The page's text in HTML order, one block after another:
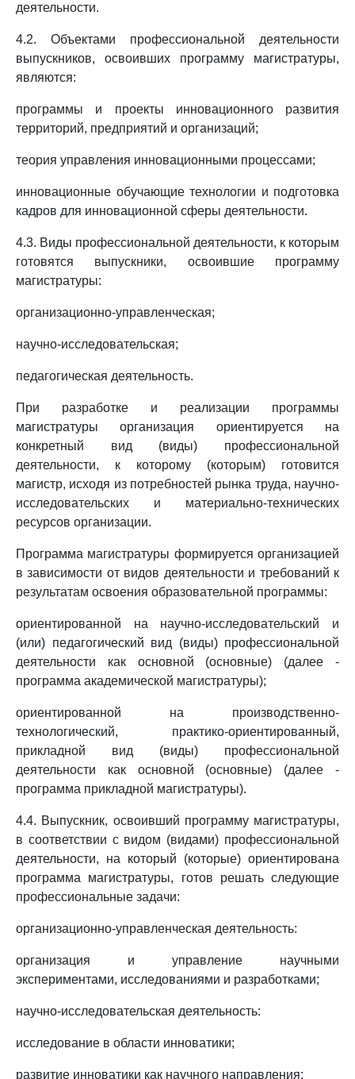
деятельности.
4.2. Объектами профессиональной деятельности
выпускников, освоивших программу магистратуры,
являются:
программы и проекты инновационного развития
территорий, предприятий и организаций;
теория управления инновационными процессами;
инновационные обучающие технологии и подготовка
кадров для инновационной сферы деятельности.
4.3. Виды профессиональной деятельности, к которым
готовятся выпускники, освоившие программу
магистратуры:
организационно-управленческая;
научно-исследовательская;
педагогическая деятельность.
При разработке и реализации программы
магистратуры организация ориентируется на
конкретный вид (виды) профессиональной
деятельности, к которому (которым) готовится
магистр, исходя из потребностей рынка труда, научно-
исследовательских и материально-технических
ресурсов организации.
Программа магистратуры формируется организацией
в зависимости от видов деятельности и требований к
результатам освоения образовательной программы:
ориентированной на научно-исследовательский и
(или) педагогический вид (виды) профессиональной
деятельности как основной (основные) (далее -
программа академической магистратуры);
ориентированной на производственно-
технологический, практико-ориентированный,
прикладной вид (виды) профессиональной
деятельности как основной (основные) (далее -
программа прикладной магистратуры).
4.4. Выпускник, освоивший программу магистратуры,
в соответствии с видом (видами) профессиональной
деятельности, на который (которые) ориентирована
программа магистратуры, готов решать следующие
профессиональные задачи:
организационно-управленческая деятельность:
организация и управление научными
экспериментами, исследованиями и разработками;
научно-исследовательская деятельность:
исследование в области инноватики;
развитие инноватики как научного направления;